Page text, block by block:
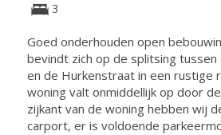
3
Goed onderhouden open
bevindt zich op de splitsing
en de Hurkenstraat in een rustige
woning valt onmiddellijk op door
zijkant van de woning hebben wij
carport, er is voldoende